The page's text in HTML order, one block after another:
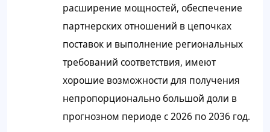
расширение мощностей, обеспечение
партнерских отношений в цепочках
поставок и выполнение региональных
требований соответствия, имеют
хорошие возможности для получения
непропорционально большой доли в
прогнозном периоде с 2026 по 2036 год.